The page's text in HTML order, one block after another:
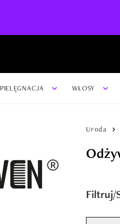
PIELĘGNACJA WŁOSY
Uroda